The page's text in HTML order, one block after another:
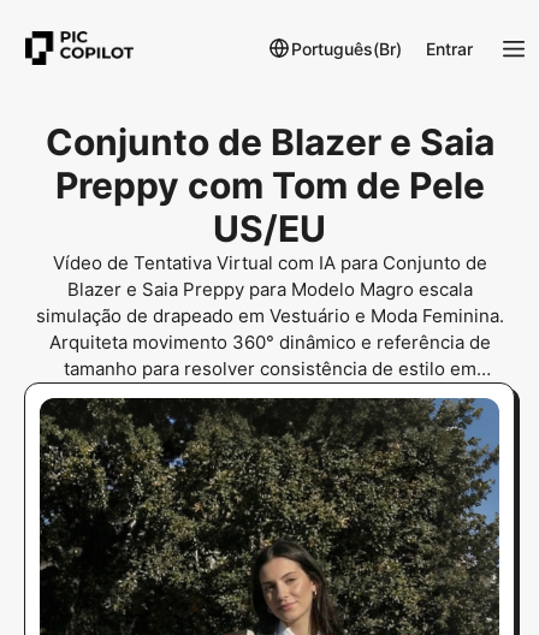
Português(Br) Entrar
Conjunto de Blazer e Saia
Preppy com Tom de Pele
US/EU
Vídeo de Tentativa Virtual com IA para Conjunto de
Blazer e Saia Preppy para Modelo Magro escala
simulação de drapeado em Vestuário e Moda Feminina.
Arquiteta movimento 360° dinâmico e referência de
tamanho para resolver consistência de estilo em
conjuntos de blazer. Sincronize captura de movimento
natural para tentativas virtuais autênticas. Implemente
isso para dominar a confiança em estilo preppy sem
ansiedade relacionada ao ajuste.